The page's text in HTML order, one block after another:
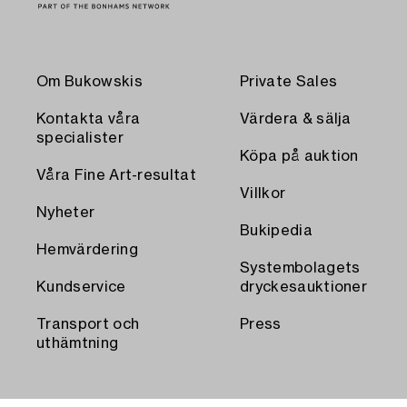
Om Bukowskis
Kontakta våra
specialister
Våra Fine Art-resultat
Nyheter
Hemvärdering
Kundservice
Transport och
uthämtning
Private Sales
Värdera & sälja
Köpa på auktion
Villkor
Bukipedia
Systembolagets
dryckesauktioner
Press